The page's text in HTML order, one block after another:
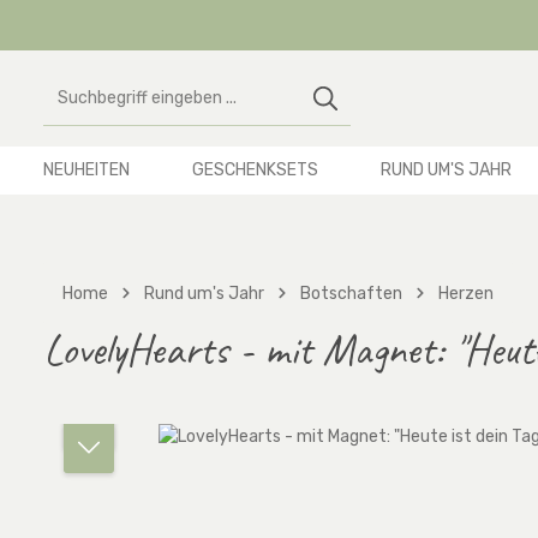
NEUHEITEN GESCHENKSETS RUND UM'S JAHR
Home Rund um's Jahr Botschaften Herzen
LovelyHearts - mit Magnet:
Bildergalerie überspringen